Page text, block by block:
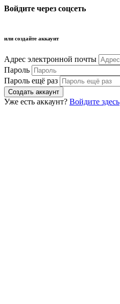
Войдите через соцсеть
или создайте аккаунт
Адрес электронной почты
Пароль
Пароль ещё раз
Уже есть аккаунт? Войдите здесь